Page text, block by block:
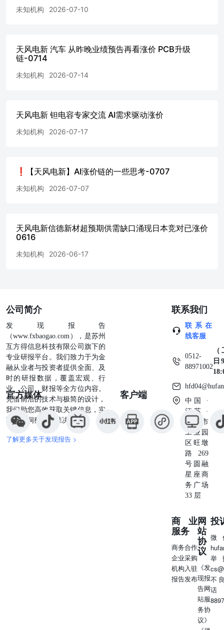
未知机构 2026-07-10
天风电新 汽车 从昨晚业绩预告再看涨价 PCB升级
链-0714
未知机构 2026-07-14
天风电新 钽电容专家交流 AI需求驱动涨价
未知机构 2026-07-17
❗️【天风电新】AI涨价链的一些思考-0707
未知机构 2026-07-07
天风电新信德新材超预期供需缺口涌现日本竞对已涨价
0616
未知机构 2026-06-17
公司简介
发现报告
（www.fxbaogao.com），是苏州
互方得信息科技有限公司旗下的
专业研报平台。我们致力于为金
融从业者与投资者提供全面、及
时的研报数据，覆盖宏观、行
业、公司、财报等全方位内容。
凭借前沿的技术与极简的设计，
我们助您高效获取关键信息，实
现深度洞察与精准决策。
了解更多关于发现报告 >
官方媒体 客户端
联系我们
联系在
线客服
0512-
88971002
日
中国 ·
江苏 ·
苏州市
工业园
区旺墩
路269
号圆融
星座商
务广场
33 层
商业
服务
商务合作
企业采购
机构入驻
报告发布
网
站
协
议
《发
现报
告网
站服
务协
议》
投
微
举
不